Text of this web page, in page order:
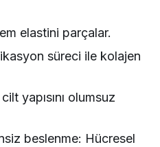
elastini parçalar.
süreci ile kolajen
yapısını olumsuz
beslenme: Hücresel